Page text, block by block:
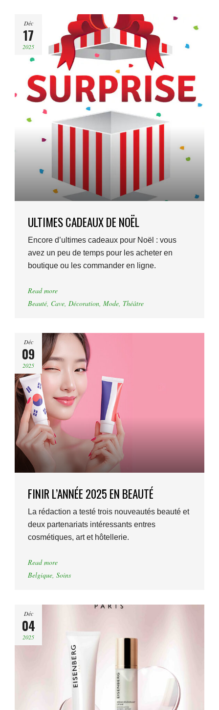
Déc
17
2025
ULTIMES CADEAUX DE NOËL
Encore d’ultimes cadeaux pour Noël : vous
avez un peu de temps pour les acheter en
boutique ou les commander en ligne.
Read more
Beauté, Cave, Décoration, Mode, Théâtre
Déc
09
2025
FINIR L’ANNÉE 2025 EN BEAUTÉ
La rédaction a testé trois nouveautés beauté et
deux partenariats intéressants entres
cosmétiques, art et hôtellerie.
Read more
Belgique, Soins
Déc
04
2025